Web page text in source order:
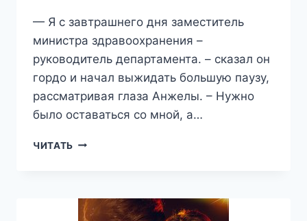
— Я с завтрашнего дня заместитель
министра здравоохранения –
руководитель департамента. – сказал он
гордо и начал выжидать большую паузу,
рассматривая глаза Анжелы. – Нужно
было оставаться со мной, а…
ЧИТАТЬ СПАСИ
—
МАРГАРИТА